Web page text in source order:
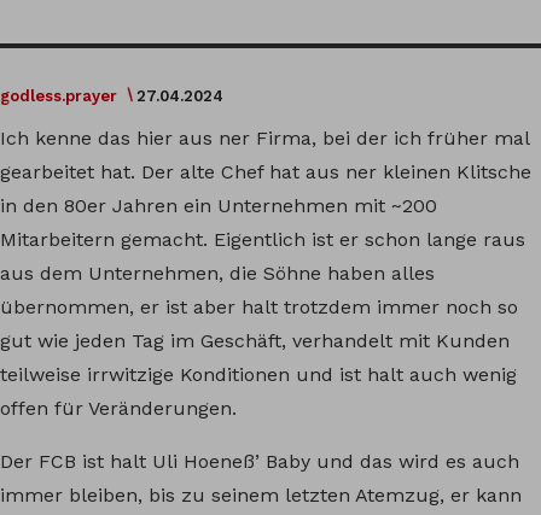
godless.prayer 27.04.2024
Ich kenne das hier aus ner Firma, bei der ich früher mal
gearbeitet hat. Der alte Chef hat aus ner kleinen Klitsche
in den 80er Jahren ein Unternehmen mit ~200
Mitarbeitern gemacht. Eigentlich ist er schon lange raus
aus dem Unternehmen, die Söhne haben alles
übernommen, er ist aber halt trotzdem immer noch so
gut wie jeden Tag im Geschäft, verhandelt mit Kunden
teilweise irrwitzige Konditionen und ist halt auch wenig
offen für Veränderungen.
Der FCB ist halt Uli Hoeneß’ Baby und das wird es auch
immer bleiben, bis zu seinem letzten Atemzug, er kann